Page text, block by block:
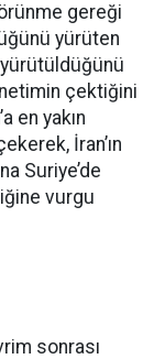
gereği
yürüten
yürütüldüğünü
çektiğini
en yakın
İran’ın
Suriye’de
vurgu
sonrası